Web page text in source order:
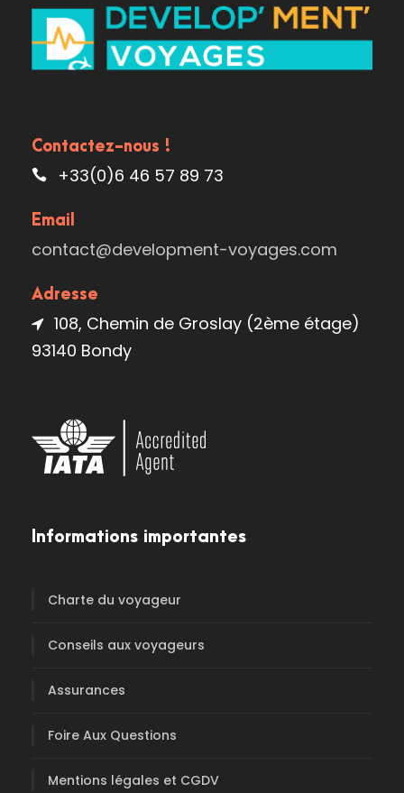
Contactez-nous !
+33(0)6 46 57 89 73
Email
contact@development-voyages.com
Adresse
108, Chemin de Groslay (2ème étage)
93140 Bondy
Informations importantes
Charte du voyageur
Conseils aux voyageurs
Assurances
Foire Aux Questions
Mentions légales et CGDV